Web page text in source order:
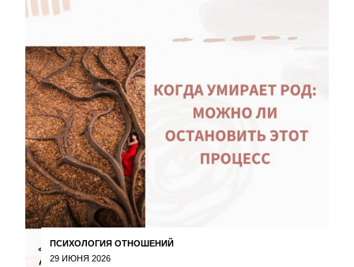
ПСИХОЛОГИЯ ОТНОШЕНИЙ
29 ИЮНЯ 2026